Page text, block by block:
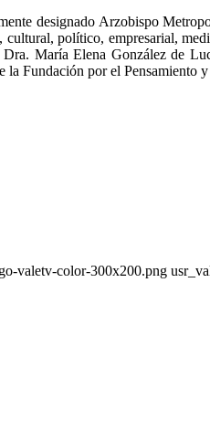
designado Arzobispo
político, empresarial,
María Elena González de
la Fundación por el
valetv-color-300x200.png